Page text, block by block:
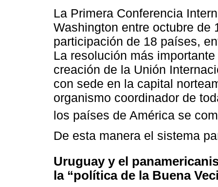
La Primera Conferencia
Washington entre octubre de
participación de 18 países,
La resolución más
creación de la Unión
con sede en la capital
organismo coordinador de
los países de América se
De esta manera el sistema
Uruguay y el
la “política de la Buena